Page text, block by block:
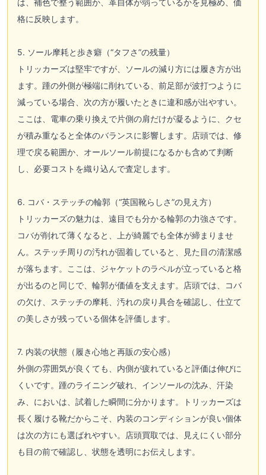
は、補色で整う範囲か、革自体が弱っているかを見極め、価
格に反映します。
5. ソール摩耗と歩き癖（“タフさ”の残量）
トリッカーズは堅牢ですが、ソールの減り方には履き方が出
ます。踵の外側が極端に削れている、前足部が波打つように
減っている場合、次の方が履いたときに違和感が出やすい。
ここは、電車の乗り換えで片側の肩だけが凝るように、クセ
が積み重なると全体のバランスに影響します。店頭では、修
理で戻る範囲か、オールソール前提になるかも含めて判断
し、必要コストを織り込んで査定します。
6. コバ・ステッチの輪郭（“英国靴らしさ”の見え方）
トリッカーズの魅力は、遠目でも分かる輪郭の力強さです。
コバが削れて薄くなると、上が綺麗でも全体が締まりませ
ん。ステッチ周りの汚れが固着していると、見た目の清潔感
が落ちます。ここは、ジャケットのラペルが立っていると格
が出るのと同じで、輪郭が価値を支えます。店頭では、コバ
の欠け、ステッチの摩耗、汚れの戻り具合を確認し、仕立て
の美しさが残っている個体を評価します。
7. 内装の状態（履き心地と再販の安心感）
外側の雰囲気が良くても、内側が疲れていると評価は伸びに
くいです。踵のライニング破れ、インソールの沈み、汗染
み、においは、試着した瞬間に分かります。トリッカーズは
長く履ける靴だからこそ、内装のコンディションが良い個体
は次の方にも選ばれやすい。店頭買取では、見えにくい部分
も目の前で確認し、状態を透明にお伝えします。